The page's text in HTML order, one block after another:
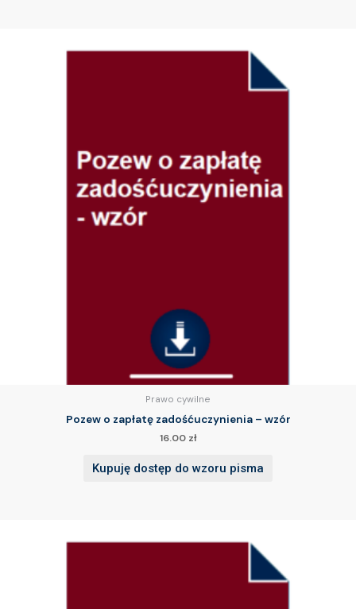
Prawo cywilne
Pozew o zapłatę zadośćuczynienia – wzór
16.00 zł
Kupuję dostęp do wzoru pisma